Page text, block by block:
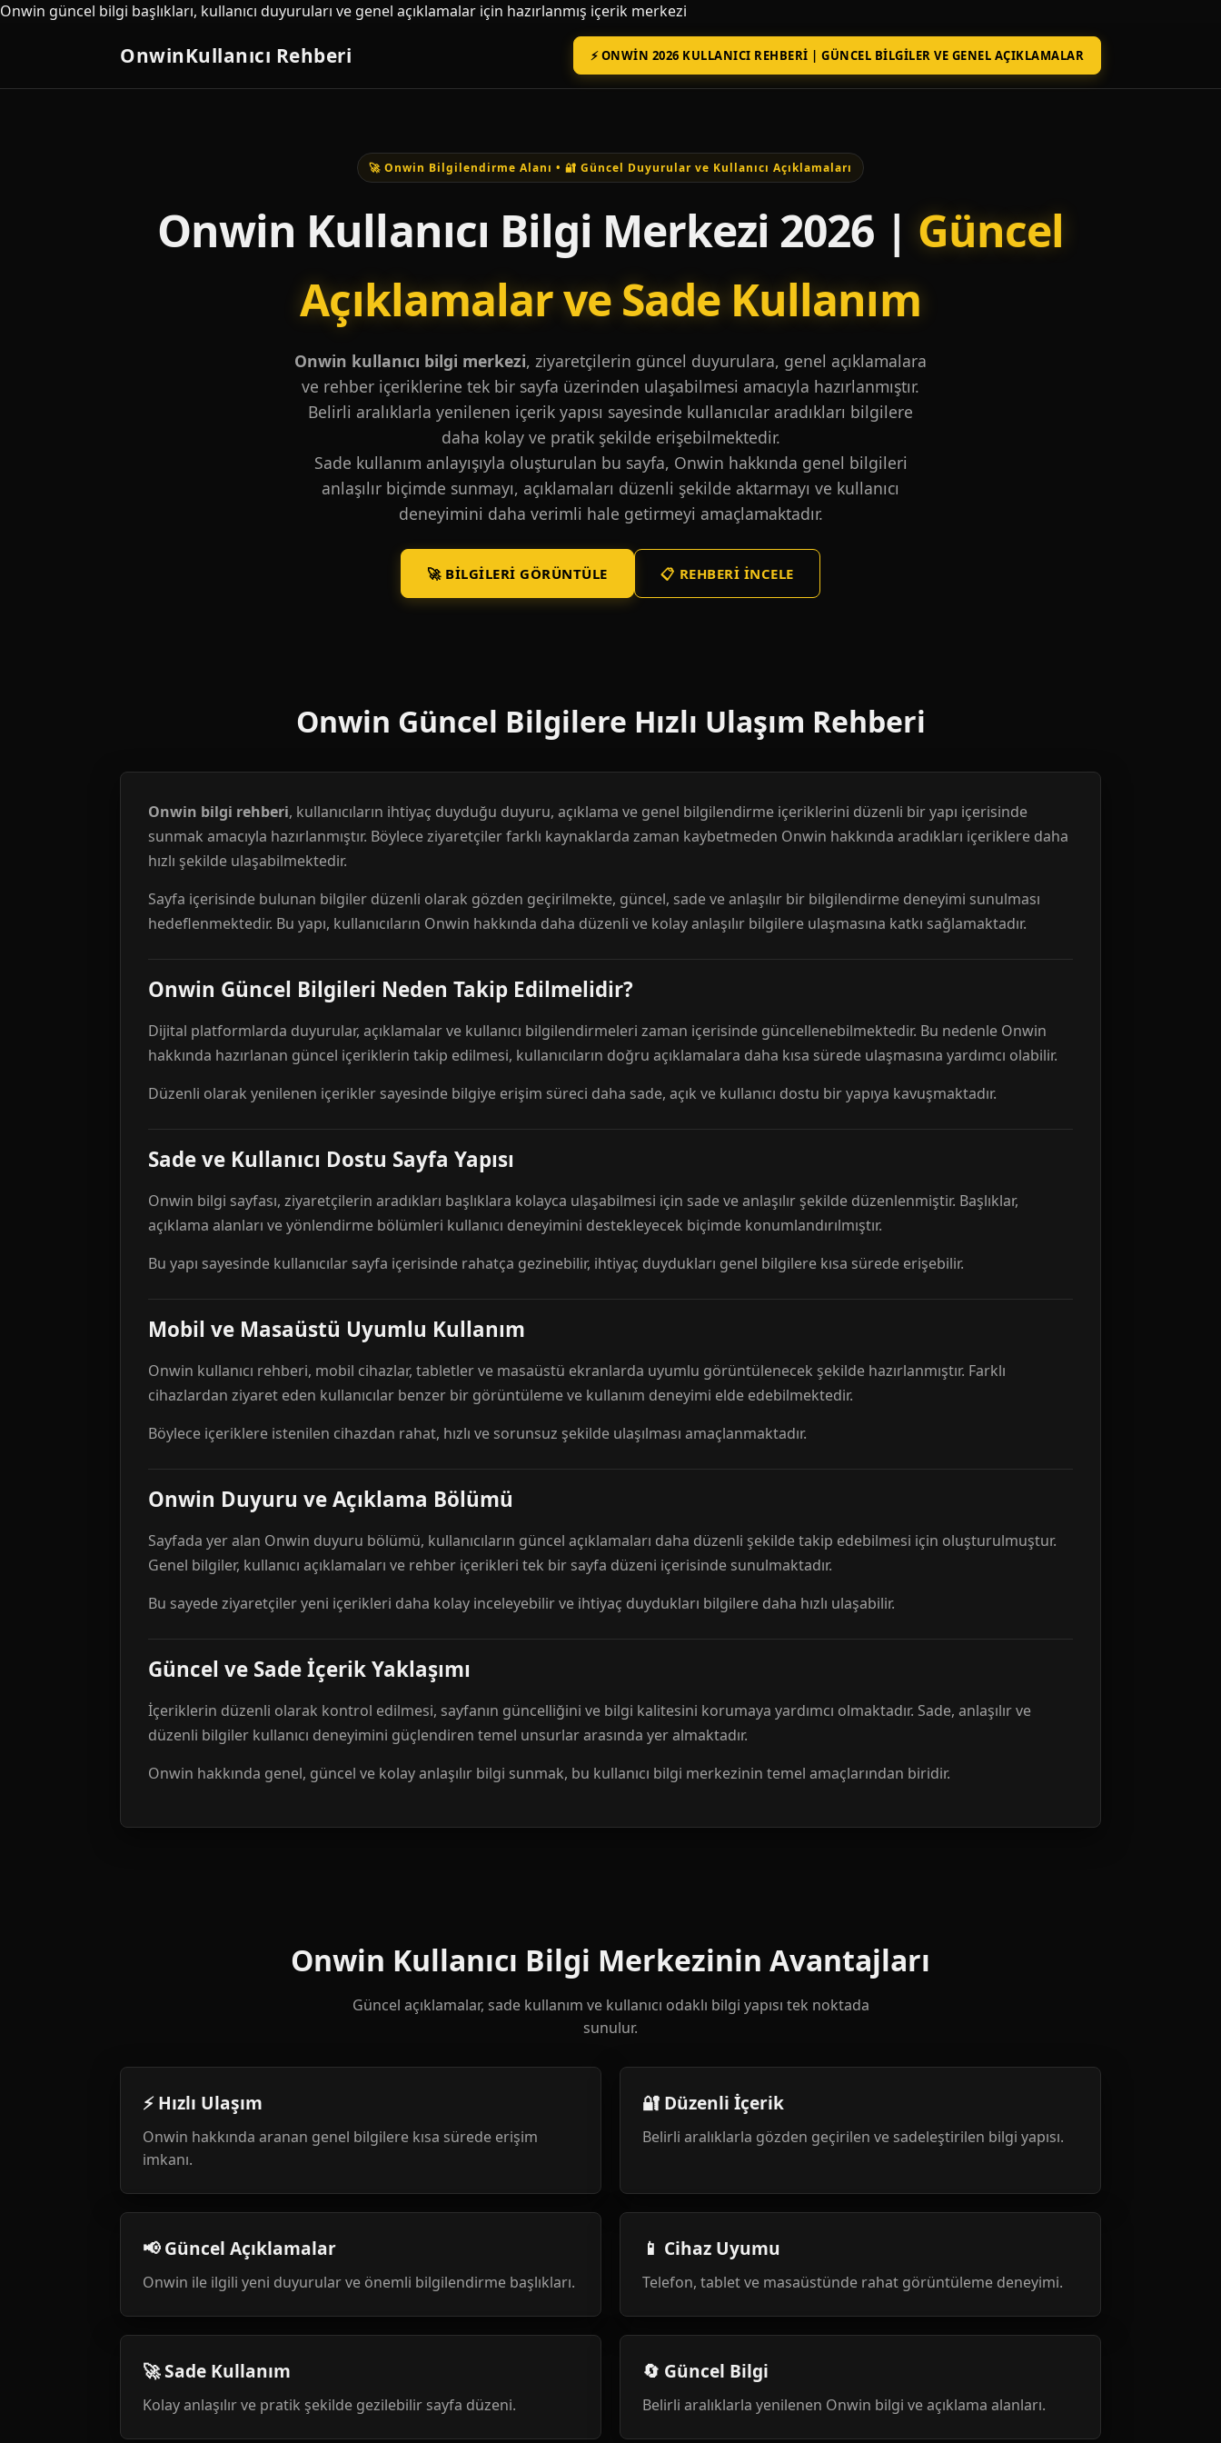
Onwin güncel bilgi başlıkları, kullanıcı duyuruları ve genel açıklamalar için hazırlanmış içerik merkezi
OnwinKullanıcı Rehberi ⚡ ONWIN 2026 KULLANICI REHBERI | GÜNCEL BILGILER VE GENEL AÇIKLAMALAR
🚀 Onwin Bilgilendirme Alanı • 🔐 Güncel Duyurular ve Kullanıcı Açıklamaları
Onwin Kullanıcı Bilgi Merkezi 2026 | Güncel
Açıklamalar ve Sade Kullanım
Onwin kullanıcı bilgi merkezi, ziyaretçilerin güncel duyurulara, genel açıklamalara
ve rehber içeriklerine tek bir sayfa üzerinden ulaşabilmesi amacıyla hazırlanmıştır.
Belirli aralıklarla yenilenen içerik yapısı sayesinde kullanıcılar aradıkları bilgilere
daha kolay ve pratik şekilde erişebilmektedir.
Sade kullanım anlayışıyla oluşturulan bu sayfa, Onwin hakkında genel bilgileri
anlaşılır biçimde sunmayı, açıklamaları düzenli şekilde aktarmayı ve kullanıcı
deneyimini daha verimli hale getirmeyi amaçlamaktadır.
🚀 BILGILERI GÖRÜNTÜLE 📋 REHBERI İNCELE
Onwin Güncel Bilgilere Hızlı Ulaşım Rehberi
Onwin bilgi rehberi, kullanıcıların ihtiyaç duyduğu duyuru, açıklama ve genel bilgilendirme içeriklerini düzenli bir yapı içerisinde
sunmak amacıyla hazırlanmıştır. Böylece ziyaretçiler farklı kaynaklarda zaman kaybetmeden Onwin hakkında aradıkları içeriklere daha
hızlı şekilde ulaşabilmektedir.
Sayfa içerisinde bulunan bilgiler düzenli olarak gözden geçirilmekte, güncel, sade ve anlaşılır bir bilgilendirme deneyimi sunulması
hedeflenmektedir. Bu yapı, kullanıcıların Onwin hakkında daha düzenli ve kolay anlaşılır bilgilere ulaşmasına katkı sağlamaktadır.
Onwin Güncel Bilgileri Neden Takip Edilmelidir?
Dijital platformlarda duyurular, açıklamalar ve kullanıcı bilgilendirmeleri zaman içerisinde güncellenebilmektedir. Bu nedenle Onwin
hakkında hazırlanan güncel içeriklerin takip edilmesi, kullanıcıların doğru açıklamalara daha kısa sürede ulaşmasına yardımcı olabilir.
Düzenli olarak yenilenen içerikler sayesinde bilgiye erişim süreci daha sade, açık ve kullanıcı dostu bir yapıya kavuşmaktadır.
Sade ve Kullanıcı Dostu Sayfa Yapısı
Onwin bilgi sayfası, ziyaretçilerin aradıkları başlıklara kolayca ulaşabilmesi için sade ve anlaşılır şekilde düzenlenmiştir. Başlıklar,
açıklama alanları ve yönlendirme bölümleri kullanıcı deneyimini destekleyecek biçimde konumlandırılmıştır.
Bu yapı sayesinde kullanıcılar sayfa içerisinde rahatça gezinebilir, ihtiyaç duydukları genel bilgilere kısa sürede erişebilir.
Mobil ve Masaüstü Uyumlu Kullanım
Onwin kullanıcı rehberi, mobil cihazlar, tabletler ve masaüstü ekranlarda uyumlu görüntülenecek şekilde hazırlanmıştır. Farklı
cihazlardan ziyaret eden kullanıcılar benzer bir görüntüleme ve kullanım deneyimi elde edebilmektedir.
Böylece içeriklere istenilen cihazdan rahat, hızlı ve sorunsuz şekilde ulaşılması amaçlanmaktadır.
Onwin Duyuru ve Açıklama Bölümü
Sayfada yer alan Onwin duyuru bölümü, kullanıcıların güncel açıklamaları daha düzenli şekilde takip edebilmesi için oluşturulmuştur.
Genel bilgiler, kullanıcı açıklamaları ve rehber içerikleri tek bir sayfa düzeni içerisinde sunulmaktadır.
Bu sayede ziyaretçiler yeni içerikleri daha kolay inceleyebilir ve ihtiyaç duydukları bilgilere daha hızlı ulaşabilir.
Güncel ve Sade İçerik Yaklaşımı
İçeriklerin düzenli olarak kontrol edilmesi, sayfanın güncelliğini ve bilgi kalitesini korumaya yardımcı olmaktadır. Sade, anlaşılır ve
düzenli bilgiler kullanıcı deneyimini güçlendiren temel unsurlar arasında yer almaktadır.
Onwin hakkında genel, güncel ve kolay anlaşılır bilgi sunmak, bu kullanıcı bilgi merkezinin temel amaçlarından biridir.
Onwin Kullanıcı Bilgi Merkezinin Avantajları
Güncel açıklamalar, sade kullanım ve kullanıcı odaklı bilgi yapısı tek noktada
sunulur.
⚡ Hızlı Ulaşım
Onwin hakkında aranan genel bilgilere kısa sürede erişim
imkanı.
🔐 Düzenli İçerik
Belirli aralıklarla gözden geçirilen ve sadeleştirilen bilgi yapısı.
📢 Güncel Açıklamalar
Onwin ile ilgili yeni duyurular ve önemli bilgilendirme başlıkları.
📱 Cihaz Uyumu
Telefon, tablet ve masaüstünde rahat görüntüleme deneyimi.
🚀 Sade Kullanım
Kolay anlaşılır ve pratik şekilde gezilebilir sayfa düzeni.
🔄 Güncel Bilgi
Belirli aralıklarla yenilenen Onwin bilgi ve açıklama alanları.